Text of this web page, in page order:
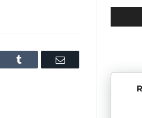
Tumblr Email